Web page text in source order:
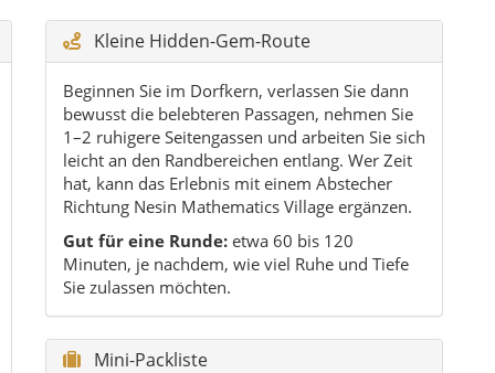
Kleine Hidden-Gem-Route
Beginnen Sie im Dorfkern, verlassen Sie dann
bewusst die belebteren Passagen, nehmen Sie
1–2 ruhigere Seitengassen und arbeiten Sie sich
leicht an den Randbereichen entlang. Wer Zeit
hat, kann das Erlebnis mit einem Abstecher
Richtung Nesin Mathematics Village ergänzen.
Gut für eine Runde: etwa 60 bis 120
Minuten, je nachdem, wie viel Ruhe und Tiefe
Sie zulassen möchten.
Mini-Packliste